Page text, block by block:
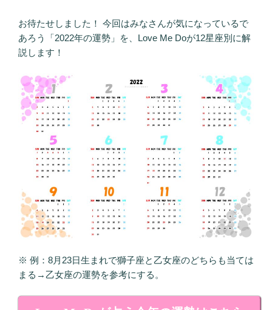
お待たせしました！ 今回はみなさんが気になっているで
あろう「2022年の運勢」を、Love Me Doが12星座別に解
説します！
※ 例：8月23日生まれで獅子座と乙女座のどちらも当ては
まる→乙女座の運勢を参考にする。